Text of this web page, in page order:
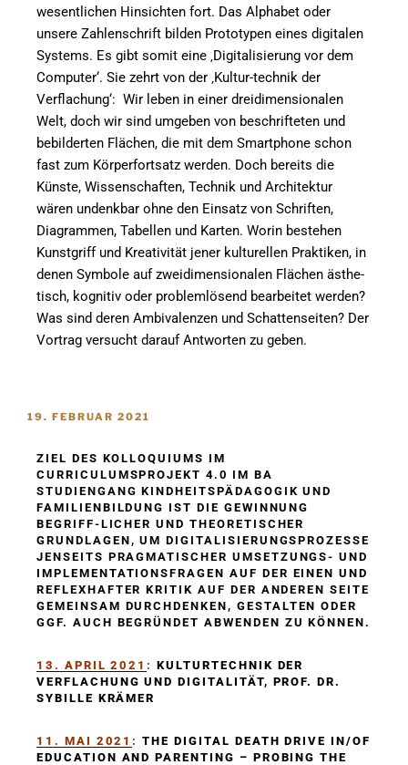
wesentlichen Hinsichten fort. Das Alphabet oder
unsere Zahlenschrift bilden Prototypen eines digitalen
Systems. Es gibt somit eine ‚Digitalisierung vor dem
Computer‘. Sie zehrt von der ‚Kultur-technik der
Verflachung‘: Wir leben in einer dreidimensionalen
Welt, doch wir sind umgeben von beschrifteten und
bebilderten Flächen, die mit dem Smartphone schon
fast zum Körperfortsatz werden. Doch bereits die
Künste, Wissenschaften, Technik und Architektur
wären undenkbar ohne den Einsatz von Schriften,
Diagrammen, Tabellen und Karten. Worin bestehen
Kunstgriff und Kreativität jener kulturellen Praktiken, in
denen Symbole auf zweidimensionalen Flächen ästhe-
tisch, kognitiv oder problemlösend bearbeitet werden?
Was sind deren Ambivalenzen und Schattenseiten? Der
Vortrag versucht darauf Antworten zu geben.
19. FEBRUAR 2021
ZIEL DES KOLLOQUIUMS IM
CURRICULUMSPROJEKT 4.0 IM BA
STUDIENGANG KINDHEITSPÄDAGOGIK UND
FAMILIENBILDUNG IST DIE GEWINNUNG
BEGRIFF-LICHER UND THEORETISCHER
GRUNDLAGEN, UM DIGITALISIERUNGSPROZESSE
JENSEITS PRAGMATISCHER UMSETZUNGS- UND
IMPLEMENTATIONSFRAGEN AUF DER EINEN UND
REFLEXHAFTER KRITIK AUF DER ANDEREN SEITE
GEMEINSAM DURCHDENKEN, GESTALTEN ODER
GGF. AUCH BEGRÜNDET ABWENDEN ZU KÖNNEN.
13. APRIL 2021: KULTURTECHNIK DER
VERFLACHUNG UND DIGITALITÄT, PROF. DR.
SYBILLE KRÄMER
11. MAI 2021: THE DIGITAL DEATH DRIVE IN/OF
EDUCATION AND PARENTING – PROBING THE